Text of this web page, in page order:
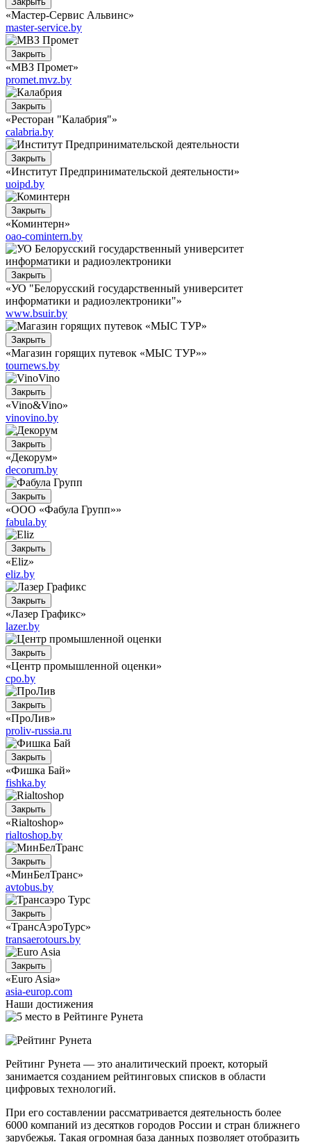
«Мастер-Сервис Альвинс»
master-service.by
Закрыть
«МВЗ Промет»
promet.mvz.by
Закрыть
«Ресторан "Калабрия"»
calabria.by
Закрыть
«Институт Предпринимательской деятельности»
uoipd.by
Закрыть
«Коминтерн»
oao-comintern.by
Закрыть
«УО "Белорусский государственный университет
информатики и радиоэлектроники"»
www.bsuir.by
Закрыть
«Магазин горящих путевок «МЫС ТУР»»
tournews.by
Закрыть
«Vino&Vino»
vinovino.by
Закрыть
«Декорум»
decorum.by
Закрыть
«ООО «Фабула Групп»»
fabula.by
Закрыть
«Eliz»
eliz.by
Закрыть
«Лазер Графикс»
lazer.by
Закрыть
«Центр промышленной оценки»
cpo.by
Закрыть
«ПроЛив»
proliv-russia.ru
Закрыть
«Фишка Бай»
fishka.by
Закрыть
«Rialtoshop»
rialtoshop.by
Закрыть
«МинБелТранс»
avtobus.by
Закрыть
«ТрансАэроТурс»
transaerotours.by
Закрыть
«Euro Asia»
asia-europ.com
Наши достижения
Рейтинг Рунета — это аналитический проект, который
занимается созданием рейтинговых списков в области
цифровых технологий.
При его составлении рассматривается деятельность более
6000 компаний из десятков городов России и стран ближнего
зарубежья. Такая огромная база данных позволяет отобразить